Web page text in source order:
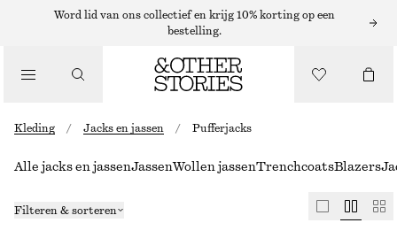
Word lid van ons collectief en krijg 10% korting op een
bestelling.
Kleding / Jacks en jassen / Pufferjacks
Alle jacks en jassenJassenWollen jassenTrenchcoatsBlazers
Filteren & sorteren